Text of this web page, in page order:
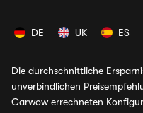
DE UK ES
Die durchschnittliche
unverbindlichen
Carwow errechneten